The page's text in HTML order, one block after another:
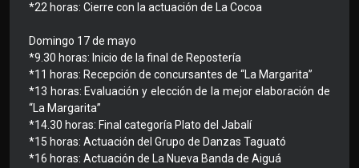
*22 horas: Cierre con la actuación de La Cocoa
Domingo 17 de mayo
*9.30 horas: Inicio de la final de Repostería
*11 horas: Recepción de concursantes de “La Margarita”
*13 horas: Evaluación y elección de la mejor elaboración de
“La Margarita”
*14.30 horas: Final categoría Plato del Jabalí
*15 horas: Actuación del Grupo de Danzas Taguató
*16 horas: Actuación de La Nueva Banda de Aiguá